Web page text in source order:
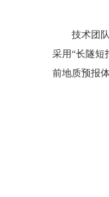
技术团
采用“长隧短
前地质预报